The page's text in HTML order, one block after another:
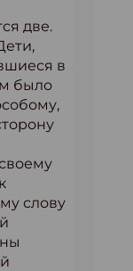
две.
в
было
слову